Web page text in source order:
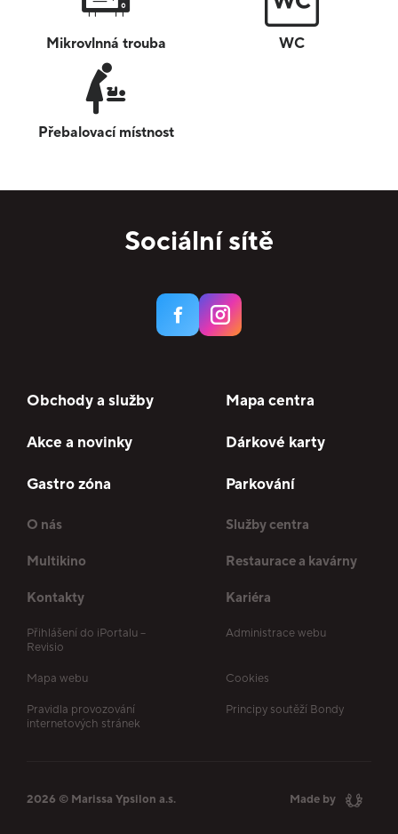
Mikrovlnná trouba WC
Přebalovací místnost
Sociální sítě
Obchody a služby Mapa centra
Akce a novinky Dárkové karty
Gastro zóna Parkování
O nás Služby centra
Multikino Restaurace a kavárny
Kontakty Kariéra
Přihlášení do iPortalu –
Revisio
Administrace webu
Mapa webu Cookies
Pravidla provozování
internetových stránek
Principy soutěží Bondy
2026 © Marissa Ypsilon a.s. Made by